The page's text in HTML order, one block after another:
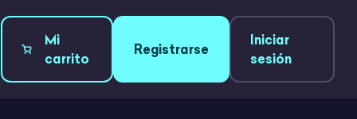
Mi
carrito
Registrarse
Iniciar
sesión